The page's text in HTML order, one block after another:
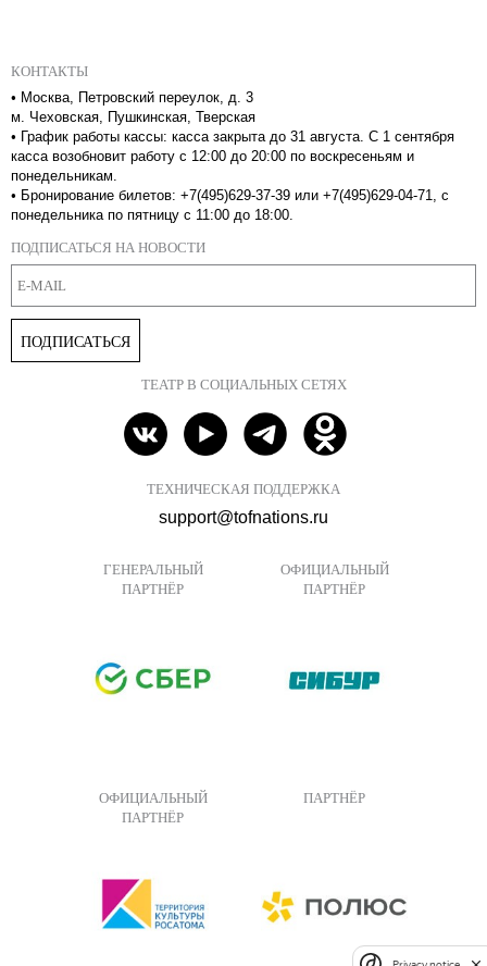
КОНТАКТЫ
• Москва, Петровский переулок, д. 3
м. Чеховская, Пушкинская, Тверская
• График работы кассы: касса закрыта до 31 августа. С 1 сентября
касса возобновит работу с 12:00 до 20:00 по воскресеньям и
понедельникам.
• Бронирование билетов: +7(495)629-37-39 или +7(495)629-04-71, с
понедельника по пятницу с 11:00 до 18:00.
ПОДПИСАТЬСЯ НА НОВОСТИ
ПОДПИСАТЬСЯ
ТЕАТР В СОЦИАЛЬНЫХ СЕТЯХ
ТЕХНИЧЕСКАЯ ПОДДЕРЖКА
support@tofnations.ru
ГЕНЕРАЛЬНЫЙ
ПАРТНЁР
ОФИЦИАЛЬНЫЙ
ПАРТНЁР
ОФИЦИАЛЬНЫЙ
ПАРТНЁР
ПАРТНЁР